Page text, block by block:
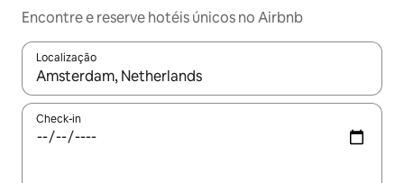
Encontre e reserve hotéis únicos no Airbnb
Localização
Quando os resultados estiverem disponíveis, explore-os
Check-in